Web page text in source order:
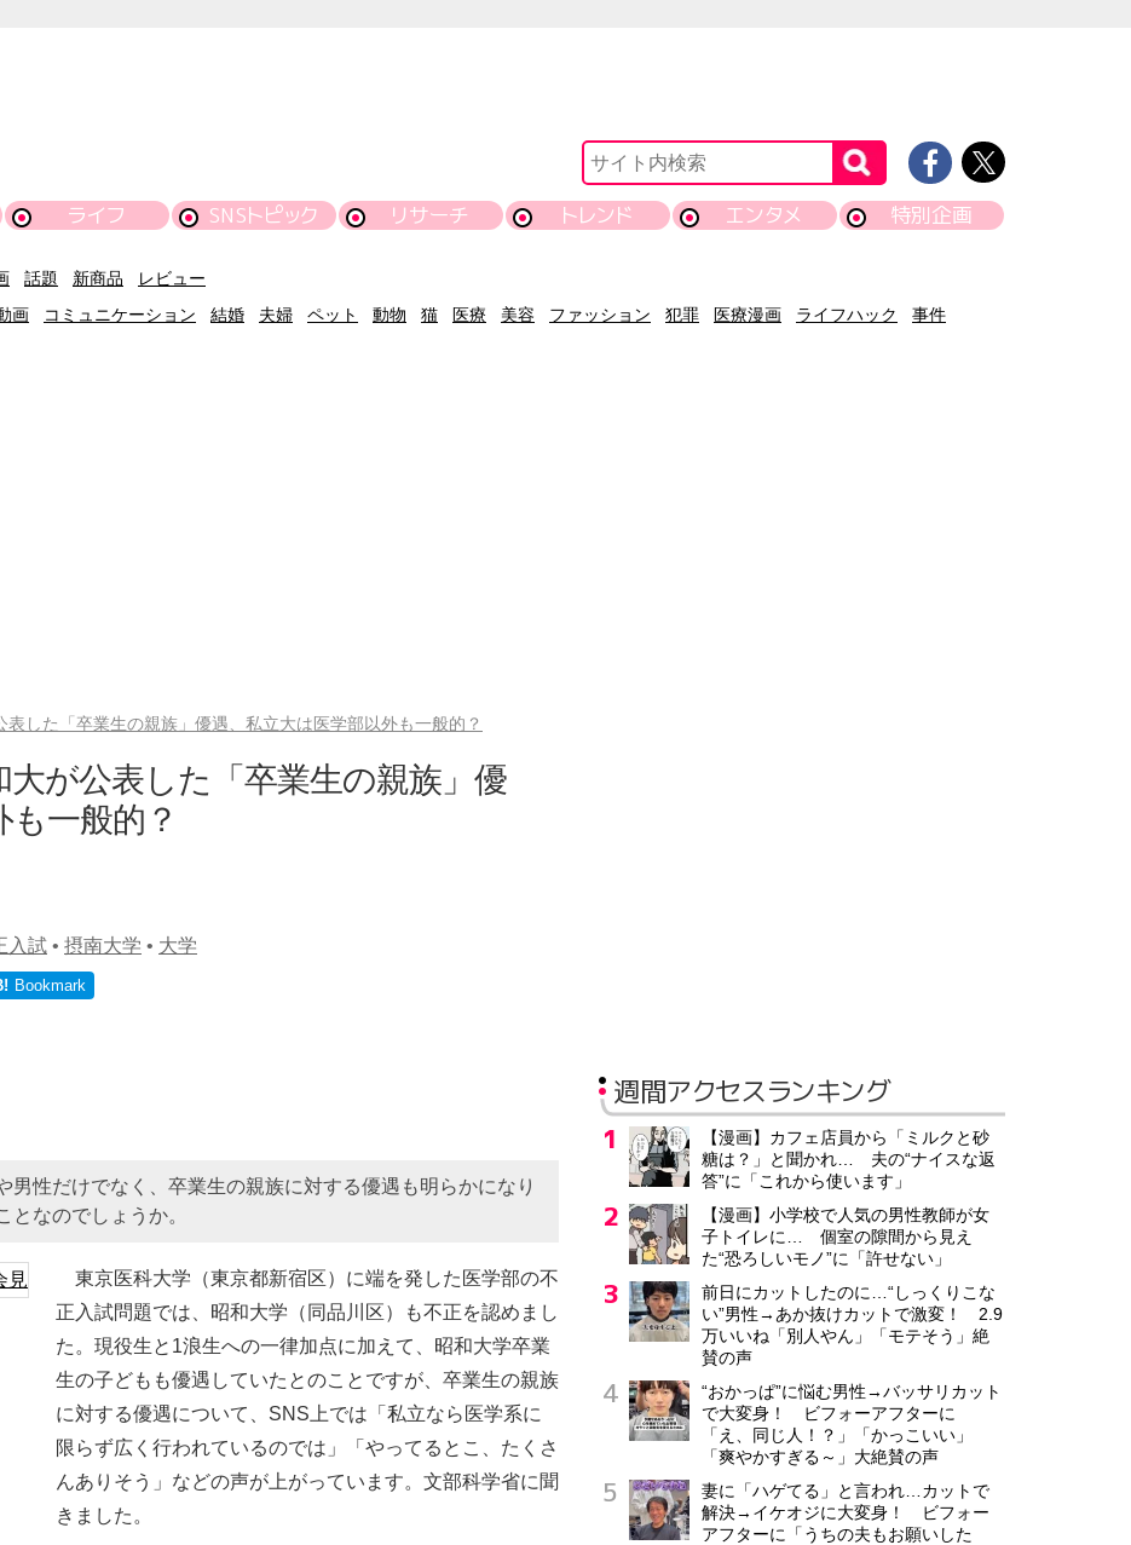
ライフ SNSトピック リサーチ トレンド エンタメ 特別企画
話題 新商品
レビュー
画 コミュニケーション 結婚 夫婦 ペット 動物 猫 医療 美容 ファッション 犯罪 医療漫画 ライフハック
事件
表した「卒業生の親族」優遇、私立大は医学部以外も一般的？
大が公表した「卒業生の親族」優
一般的？
入試 • 摂南大学 • 大学
Bookmark
性だけでなく、卒業生の親族に対する優遇も明らかになり
となのでしょうか。
東京医科大学（東京都新宿区）に端を発した医学部の不
正入試問題では、昭和大学（同品川区）も不正を認めまし
た。現役生と1浪生への一律加点に加えて、昭和大学卒業
生の子どもも優遇していたとのことですが、卒業生の親族
に対する優遇について、SNS上では「私立なら医学系に
限らず広く行われているのでは」「やってるとこ、たくさ
んありそう」などの声が上がっています。文部科学省に聞
きました。
週間アクセスランキング
【漫画】カフェ店員から「ミルクと砂
糖は？」と聞かれ… 夫の“ナイスな返
答”に「これから使います」
【漫画】小学校で人気の男性教師が女
子トイレに… 個室の隙間から見え
た“恐ろしいモノ”に「許せない」
前日にカットしたのに…“しっくりこな
い”男性→あか抜けカットで激変！ 2.9
万いいね「別人やん」「モテそう」絶
賛の声
“おかっぱ”に悩む男性→バッサリカット
で大変身！ ビフォーアフターに
「え、同じ人！？」「かっこいい」
「爽やかすぎる～」大絶賛の声
妻に「ハゲてる」と言われ…カットで
解決→イケオジに大変身！ ビフォー
アフターに「うちの夫もお願いした